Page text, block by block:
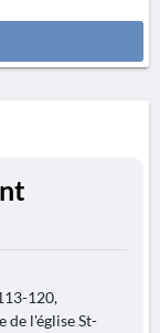
120,
l'église St-